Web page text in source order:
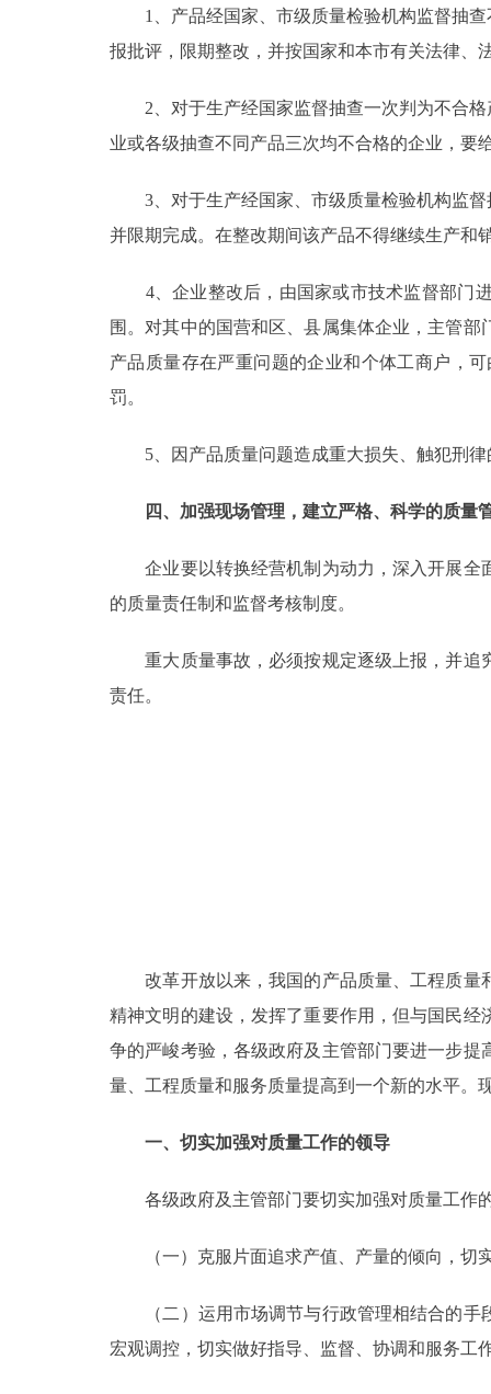
DEUTSCH
ITALIANO
1、产品经国家、市级质量检验机构监督抽查
报批评，限期整改，并按国家和本市有关法律、
2、对于生产经国家监督抽查一次判为不合格
业或各级抽查不同产品三次均不合格的企业，要
3、对于生产经国家、市级质量检验机构监督
并限期完成。在整改期间该产品不得继续生产和
4、企业整改后，由国家或市技术监督部门进
围。对其中的国营和区、县属集体企业，主管
产品质量存在严重问题的企业和个体工商户，
罚。
5、因产品质量问题造成重大损失、触犯刑律
四、加强现场管理，建立严格、科学的质量
企业要以转换经营机制为动力，深入开展全
的质量责任制和监督考核制度。
重大质量事故，必须按规定逐级上报，并追
责任。
改革开放以来，我国的产品质量、工程质量
精神文明的建设，发挥了重要作用，但与国民
争的严峻考验，各级政府及主管部门要进一步
量、工程质量和服务质量提高到一个新的水平。
一、切实加强对质量工作的领导
各级政府及主管部门要切实加强对质量工作的
（一）克服片面追求产值、产量的倾向，切
（二）运用市场调节与行政管理相结合的手
宏观调控，切实做好指导、监督、协调和服务工